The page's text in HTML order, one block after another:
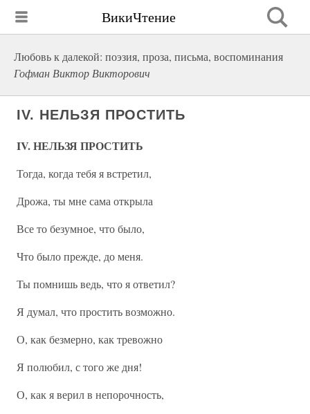
ВикиЧтение
Любовь к далекой: поэзия, проза, письма, воспоминания
Гофман Виктор Викторович
IV. НЕЛЬЗЯ ПРОСТИТЬ
IV. НЕЛЬЗЯ ПРОСТИТЬ
Тогда, когда тебя я встретил,
Дрожа, ты мне сама открыла
Все то безумное, что было,
Что было прежде, до меня.
Ты помнишь ведь, что я ответил?
Я думал, что простить возможно.
О, как безмерно, как тревожно
Я полюбил, с того же дня!
О, как я верил в непорочность,